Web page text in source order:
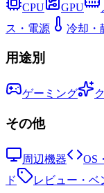
CPU GPU
ス・電源
冷却・
用途別
ゲーミング
その他
周辺機器 OS
ド
レビュー・ベ